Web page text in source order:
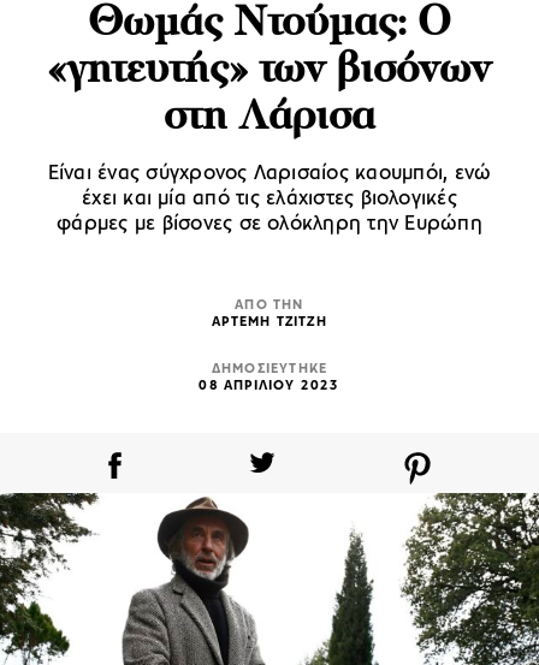
Θωμάς Ντούμας: Ο
«γητευτής» των βισόνων
στη Λάρισα
Είναι ένας σύγχρονος Λαρισαίος καουμπόι, ενώ
έχει και μία από τις ελάχιστες βιολογικές
φάρμες με βίσονες σε ολόκληρη την Ευρώπη
ΑΠΟ ΤΗΝ
ΑΡΤΕΜΗ ΤΖΙΤΖΗ
ΔΗΜΟΣΙΕΥΤΗΚΕ
08 ΑΠΡΙΛΙΟΥ 2023